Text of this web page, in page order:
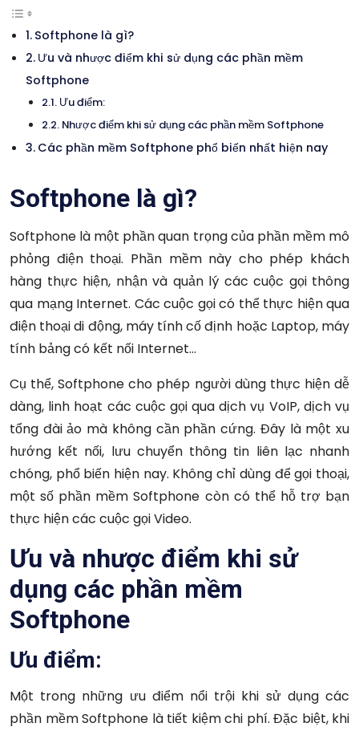
Softphone là gì?
Ưu và nhược điểm khi sử dụng các phần mềm
Softphone
Ưu điểm:
Nhược điểm khi sử dụng các phần mềm Softphone
Các phần mềm Softphone phổ biến nhất hiện nay
Softphone là gì?
Softphone là một phần quan trọng của phần mềm mô
phỏng điện thoại. Phần mềm này cho phép khách
hàng thực hiện, nhận và quản lý các cuộc gọi thông
qua mạng Internet. Các cuộc gọi có thể thực hiện qua
điện thoại di động, máy tính cố định hoặc Laptop, máy
tính bảng có kết nối Internet…
Cụ thể, Softphone cho phép người dùng thực hiện dễ
dàng, linh hoạt các cuộc gọi qua dịch vụ VoIP, dịch vụ
tổng đài ảo mà không cần phần cứng. Đây là một xu
hướng kết nối, lưu chuyển thông tin liên lạc nhanh
chóng, phổ biến hiện nay. Không chỉ dùng để gọi thoại,
một số phần mềm Softphone còn có thể hỗ trợ bạn
thực hiện các cuộc gọi Video.
Ưu và nhược điểm khi sử
dụng các phần mềm
Softphone
Ưu điểm:
Một trong những ưu điểm nổi trội khi sử dụng các
phần mềm Softphone là tiết kiệm chi phí. Đặc biệt, khi